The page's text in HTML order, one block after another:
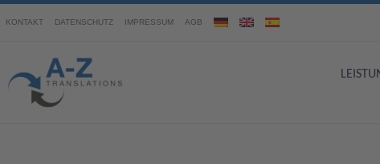
KONTAKT DATENSCHUTZ IMPRESSUM AGB